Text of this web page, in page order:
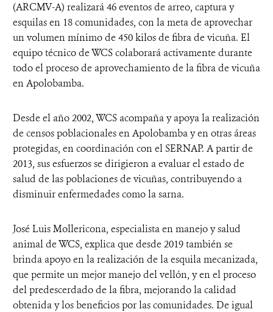
(ARCMV-A) realizará 46 eventos de arreo, captura y
esquilas en 18 comunidades, con la meta de aprovechar
un volumen mínimo de 450 kilos de fibra de vicuña. El
equipo técnico de WCS colaborará activamente durante
todo el proceso de aprovechamiento de la fibra de vicuña
en Apolobamba.
Desde el año 2002, WCS acompaña y apoya la realización
de censos poblacionales en Apolobamba y en otras áreas
protegidas, en coordinación con el SERNAP. A partir de
2013, sus esfuerzos se dirigieron a evaluar el estado de
salud de las poblaciones de vicuñas, contribuyendo a
disminuir enfermedades como la sarna.
José Luis Mollericona, especialista en manejo y salud
animal de WCS, explica que desde 2019 también se
brinda apoyo en la realización de la esquila mecanizada,
que permite un mejor manejo del vellón, y en el proceso
del predescerdado de la fibra, mejorando la calidad
obtenida y los beneficios por las comunidades. De igual